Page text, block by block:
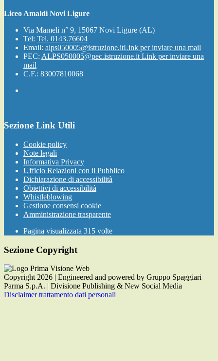
Liceo Amaldi Novi Ligure
Via Mameli n° 9, 15067 Novi Ligure (AL)
Tel: Tel. 0143.76604
Email: alps050005@istruzione.itLink per inviare una mail
PEC: ALPS050005@pec.istruzione.it Link per inviare una
mail
C.F.: 83007810068
Sezione Link Utili
Cookie policy
Note legali
Informativa Privacy
Ufficio Relazioni con il Pubblico
Dichiarazione di accessibilità
Obiettivi di accessibilità
Whistleblowing
Gestione consensi cookie
Amministrazione trasparente
Pagina visualizzata 315 volte
Sezione Copyright
Copyright 2026 | Engineered and powered by Gruppo Spaggiari
Parma S.p.A. | Divisione Publishing & New Social Media
Disclaimer trattamento dati personali